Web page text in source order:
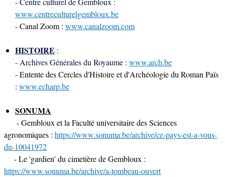
www.centreculturelgembloux.be
- Canal Zoom : www.canalzoom.com
HISTOIRE :
- Archives Générales du Royaume : www.arch.be
- Entente des Cercles d'Histoire et d'Archéologie du Roman Païs
: www.echarp.be
SONUMA
-Gembloux et la Faculté universitaire des Sciences
agronomiques : https://www.sonuma.be/archive/ce-pays-est-a-vous-
du-10041972
- Le 'gardien' du cimetière de Gembloux :
https://www.sonuma.be/archive/a-tombeau-ouvert